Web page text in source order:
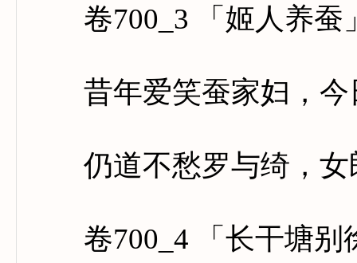
卷700_3 「姬人养蚕
昔年爱笑蚕家妇，今
仍道不愁罗与绮，女
卷700_4 「长干塘别